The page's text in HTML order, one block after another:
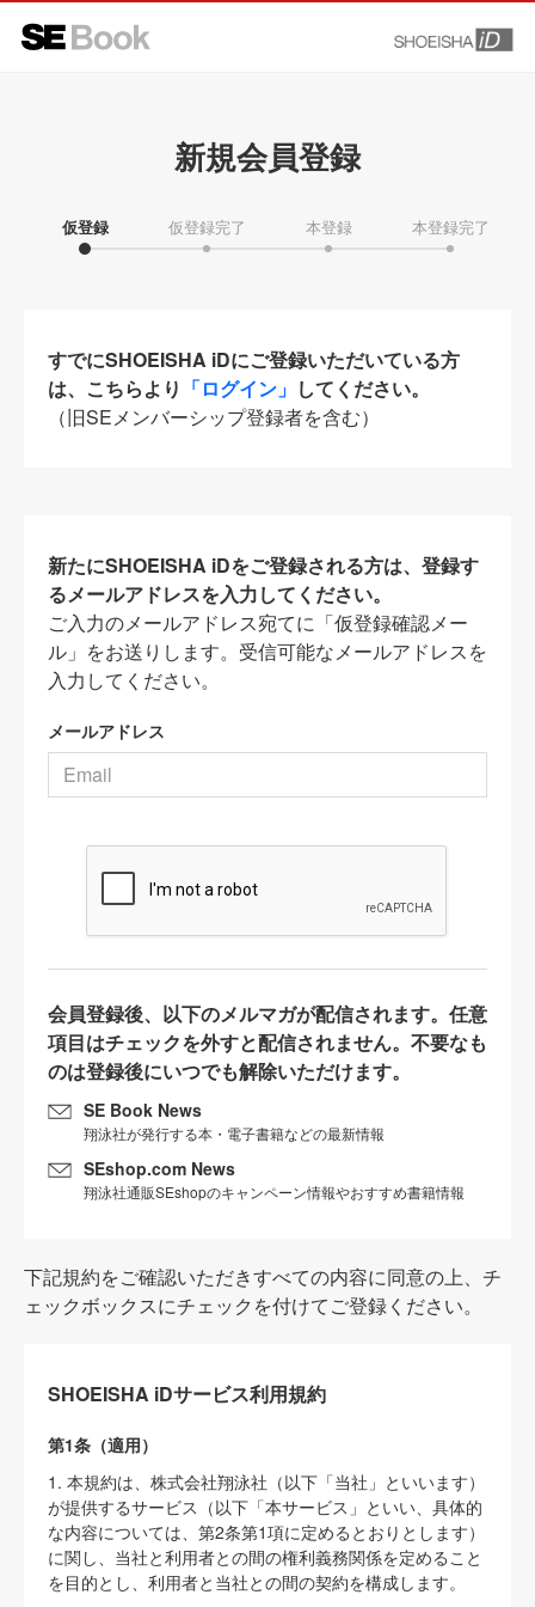
新規会員登録
仮登録 仮登録完了 本登録 本登録完了
すでにSHOEISHA iDにご登録いただいている方
は、こちらより 「ログイン」 してください。
（旧SEメンバーシップ登録者を含む）
新たにSHOEISHA iDをご登録される方は、登録す
るメールアドレスを入力してください。
ご入力のメールアドレス宛てに「仮登録確認メー
ル」をお送りします。受信可能なメールアドレスを
入力してください。
メールアドレス
会員登録後、以下のメルマガが配信されます。任意
項目はチェックを外すと配信されません。不要なも
のは登録後にいつでも解除いただけます。
SE Book News
翔泳社が発行する本・電子書籍などの最新情報
SEshop.com News
翔泳社通販SEshopのキャンペーン情報やおすすめ書籍情報
下記規約をご確認いただきすべての内容に同意の上、チ
ェックボックスにチェックを付けてご登録ください。
SHOEISHA iDサービス利用規約
第1条（適用）
1. 本規約は、株式会社翔泳社（以下「当社」といいます）
が提供するサービス（以下「本サービス」といい、具体的
な内容については、第2条第1項に定めるとおりとします）
に関し、当社と利用者との間の権利義務関係を定めること
を目的とし、利用者と当社との間の契約を構成します。